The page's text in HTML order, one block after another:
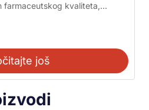
farmaceutskog kvaliteta,...
još